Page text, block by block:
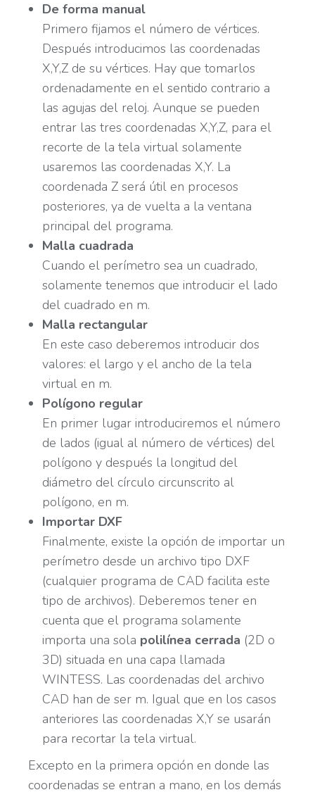
De forma manual
Primero fijamos el número de vértices.
Después introducimos las coordenadas
X,Y,Z de su vértices. Hay que tomarlos
ordenadamente en el sentido contrario a
las agujas del reloj. Aunque se pueden
entrar las tres coordenadas X,Y,Z, para el
recorte de la tela virtual solamente
usaremos las coordenadas X,Y. La
coordenada Z será útil en procesos
posteriores, ya de vuelta a la ventana
principal del programa.
Malla cuadrada
Cuando el perímetro sea un cuadrado,
solamente tenemos que introducir el lado
del cuadrado en m.
Malla rectangular
En este caso deberemos introducir dos
valores: el largo y el ancho de la tela
virtual en m.
Polígono regular
En primer lugar introduciremos el número
de lados (igual al número de vértices) del
polígono y después la longitud del
diámetro del círculo circunscrito al
polígono, en m.
Importar DXF
Finalmente, existe la opción de importar un
perímetro desde un archivo tipo DXF
(cualquier programa de CAD facilita este
tipo de archivos). Deberemos tener en
cuenta que el programa solamente
importa una sola polilínea cerrada (2D o
3D) situada en una capa llamada
WINTESS. Las coordenadas del archivo
CAD han de ser m. Igual que en los casos
anteriores las coordenadas X,Y se usarán
para recortar la tela virtual.
Excepto en la primera opción en donde las
coordenadas se entran a mano, en los demás